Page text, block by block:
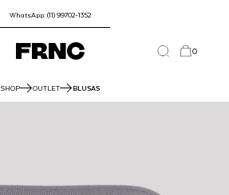
WhatsApp: (11) 99702-1352
0
SHOP OUTLET BLUSAS